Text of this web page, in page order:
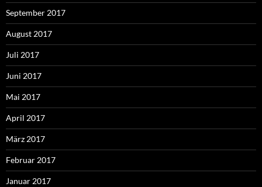
September 2017
August 2017
Juli 2017
Juni 2017
Mai 2017
April 2017
März 2017
Februar 2017
Januar 2017